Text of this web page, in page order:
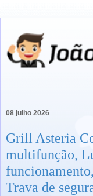
08 julho 2026
Grill Asteria
multifunção,
Trava de